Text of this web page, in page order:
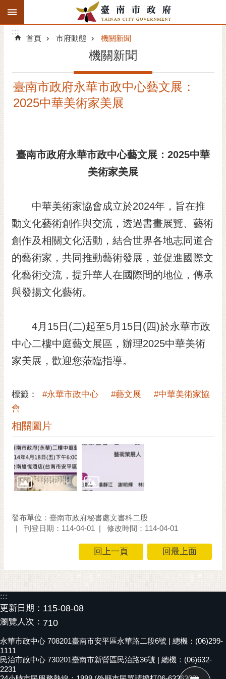
跳到主要內容區塊
搜
階
精彩府城
主題服務
市民互動
黃
偉
哲
螢
光
桐
花
祭
站
導
覽
訂
閱
RSS
訂
閱
子
報
信
箱
English
日
語
隱
:::
:::
首頁 市府動態 機關新聞
機關新聞
臺南市政府永華市政中心藝文展：
2025中華美術家美展
臺南市政府永華市政中心藝文展：2025中華
美術家美展
中華美術家協會成立於2024年，旨在推
動文化藝術創作與交流，透過書畫展覽、藝術
創作及相關文化活動，結合世界各地志同道合
的藝術家，共同推動藝術發展，並促進國際文
化藝術交流，提升華人在國際間的地位，傳承
與發揚文化藝術。
4月15日(二)起至5月15日(四)於永華市政
中心二樓中庭藝文展區，辦理2025中華美術
家美展，歡迎您蒞臨指導。
標籤： #永華市政中心 #藝文展
#中華美術家協
會
相關圖片
發布單位：臺南市政府秘書處文書科二股
刊登日期：114-04-01
修改時間：114-04-01
回上一頁 回最上面
:::
更新日期： 115-08-08
瀏覽人次： 710
永華市政中心 708201臺南市安平區永華路二段6號 | 總機：(06)299-
1111
民治市政中心 730201臺南市新營區民治路36號 | 總機：(06)632-
2231